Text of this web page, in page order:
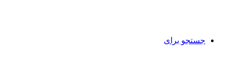
جستجو برای